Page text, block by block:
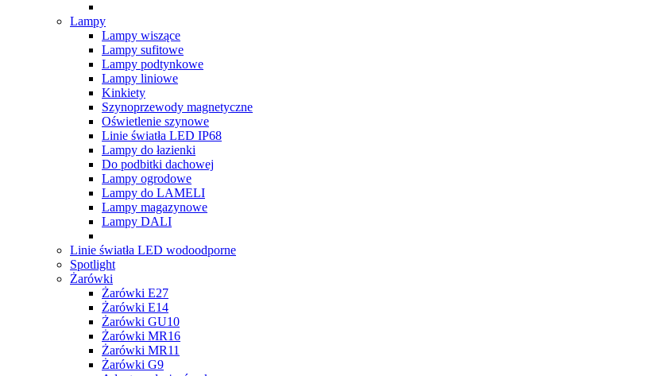
Lampy
Lampy wiszące
Lampy sufitowe
Lampy podtynkowe
Lampy liniowe
Kinkiety
Szynoprzewody magnetyczne
Oświetlenie szynowe
Linie światła LED IP68
Lampy do łazienki
Do podbitki dachowej
Lampy ogrodowe
Lampy do LAMELI
Lampy magazynowe
Lampy DALI
Linie światła LED wodoodporne
Spotlight
Żarówki
Żarówki E27
Żarówki E14
Żarówki GU10
Żarówki MR16
Żarówki MR11
Żarówki G9